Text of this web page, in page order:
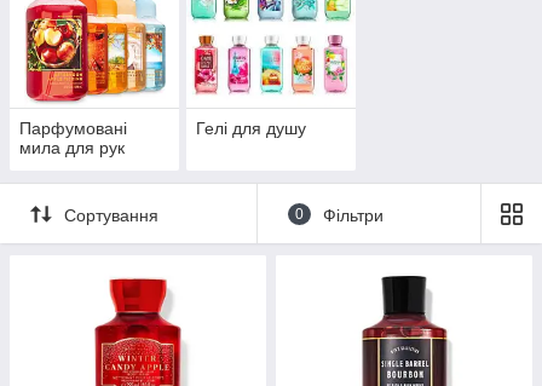
Парфумовані
мила для рук
Гелі для душу
Сортування 0 Фільтри